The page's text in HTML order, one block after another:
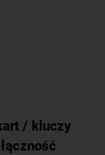
/ kluczy